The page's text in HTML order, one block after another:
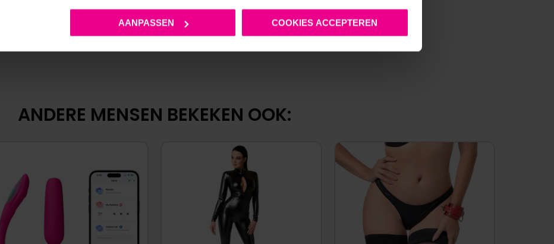
AANPASSEN COOKIES ACCEPTEREN
ANDERE MENSEN BEKEKEN OOK: